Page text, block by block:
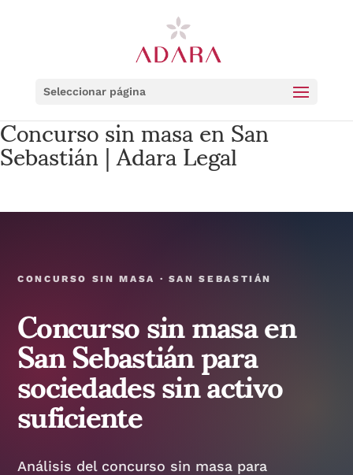
Seleccionar página
Concurso sin masa en San
Sebastián | Adara Legal
CONCURSO SIN MASA · SAN SEBASTIÁN
Concurso sin masa en
San Sebastián para
sociedades sin activo
suficiente
Análisis del concurso sin masa para